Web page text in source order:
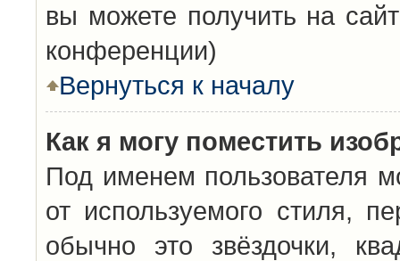
вы можете получить на
конференции)
Вернуться к началу
Как я могу поместить
Под именем пользователя
от используемого стиля,
обычно это звёздочки,